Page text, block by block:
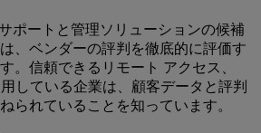
ポートと管理ソリューションの候補
、ベンダーの評判を徹底的に評価す
。信頼できるリモート アクセス、
用している企業は、顧客データと評判
られていることを知っています。